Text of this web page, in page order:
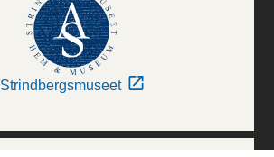
Strindbergsmuseet